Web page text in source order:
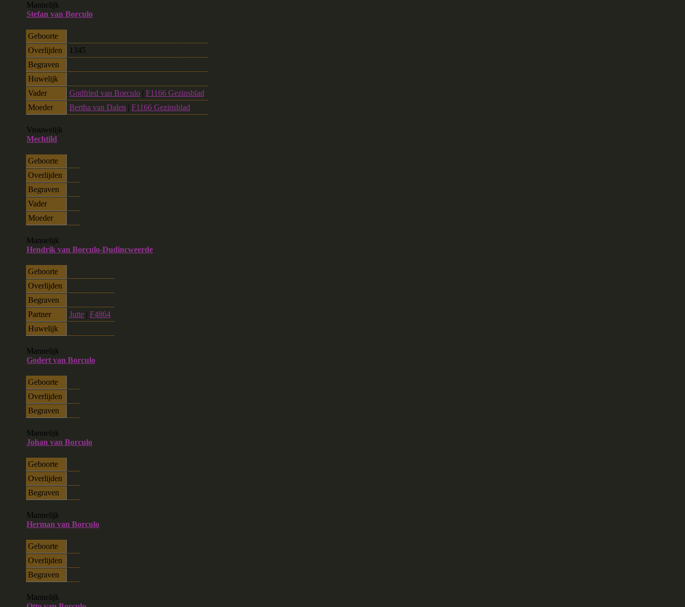
Mannelijk
Stefan van Borculo
Geboorte
Overlijden
1345
Begraven
Huwelijk
Vader
Godfried van Borculo | F1166 Gezinsblad
Moeder
Bertha van Dalen | F1166 Gezinsblad
Vrouwelijk
Mechtild
Geboorte
Overlijden
Begraven
Vader
Moeder
Mannelijk
Hendrik van Borculo-Dudincweerde
Geboorte
Overlijden
Begraven
Partner
Jutte | F4864
Huwelijk
Mannelijk
Godert van Borculo
Geboorte
Overlijden
Begraven
Mannelijk
Johan van Borculo
Geboorte
Overlijden
Begraven
Mannelijk
Herman van Borculo
Geboorte
Overlijden
Begraven
Mannelijk